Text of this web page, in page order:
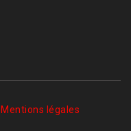
Mentions légales